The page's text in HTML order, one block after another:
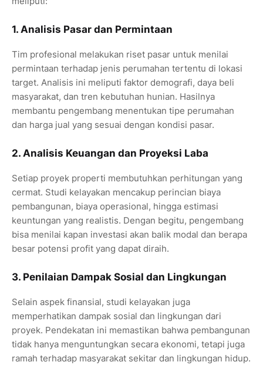
1. Analisis Pasar dan Permintaan
Tim profesional melakukan riset pasar untuk menilai
permintaan terhadap jenis perumahan tertentu di lokasi
target. Analisis ini meliputi faktor demografi, daya beli
masyarakat, dan tren kebutuhan hunian. Hasilnya
membantu pengembang menentukan tipe perumahan
dan harga jual yang sesuai dengan kondisi pasar.
2. Analisis Keuangan dan Proyeksi Laba
Setiap proyek properti membutuhkan perhitungan yang
cermat. Studi kelayakan mencakup perincian biaya
pembangunan, biaya operasional, hingga estimasi
keuntungan yang realistis. Dengan begitu, pengembang
bisa menilai kapan investasi akan balik modal dan berapa
besar potensi profit yang dapat diraih.
3. Penilaian Dampak Sosial dan Lingkungan
Selain aspek finansial, studi kelayakan juga
memperhatikan dampak sosial dan lingkungan dari
proyek. Pendekatan ini memastikan bahwa pembangunan
tidak hanya menguntungkan secara ekonomi, tetapi juga
ramah terhadap masyarakat sekitar dan lingkungan hidup.